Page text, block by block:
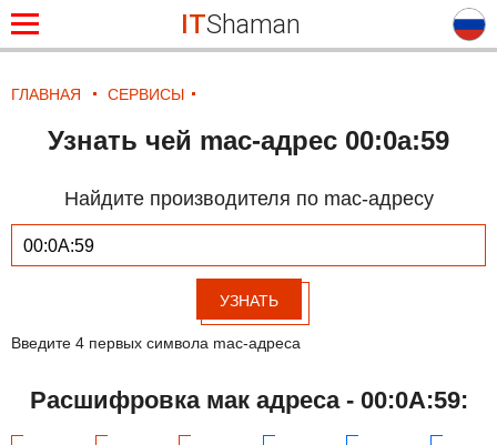
ITShaman
ГЛАВНАЯ СЕРВИСЫ
Узнать чей mac-адрес 00:0a:59
Найдите производителя по mac-адресу
УЗНАТЬ
Введите 4 первых символа mac-адреса
Расшифровка мак адреса - 00:0A:59: